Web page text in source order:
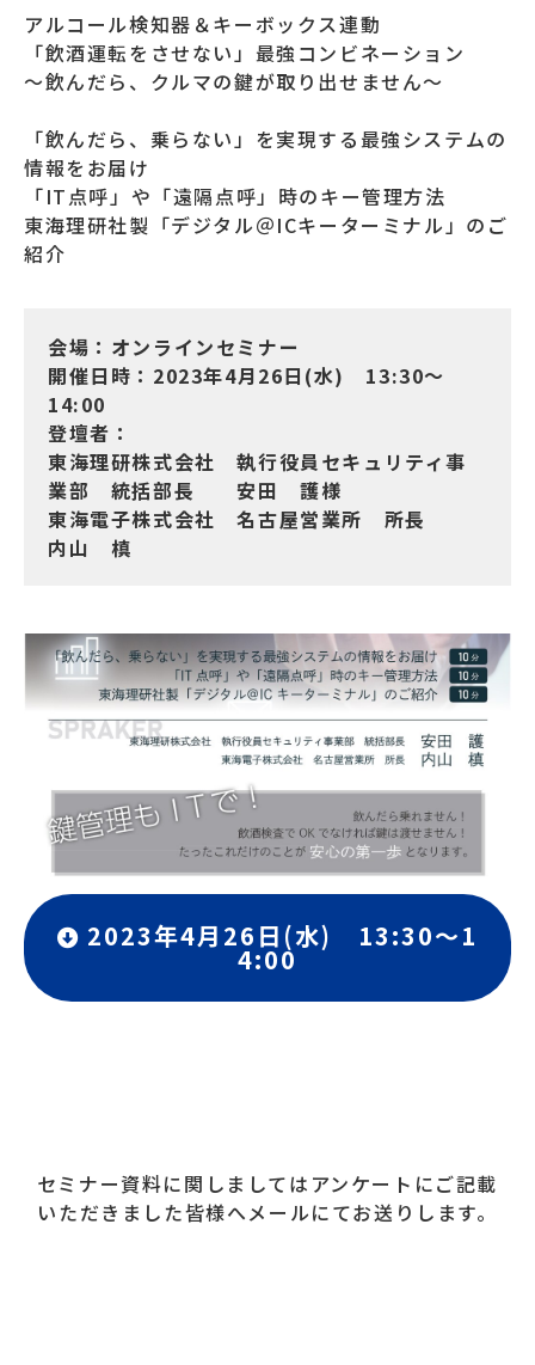
アルコール検知器＆キーボックス連動
「飲酒運転をさせない」最強コンビネーション
～飲んだら、クルマの鍵が取り出せません～
「飲んだら、乗らない」を実現する最強システムの
情報をお届け
「IT点呼」や「遠隔点呼」時のキー管理方法
東海理研社製「デジタル＠ICキーターミナル」のご
紹介
会場：オンラインセミナー
開催日時：2023年4月26日(水) 13:30～
14:00
登壇者：
東海理研株式会社 執行役員セキュリティ事
業部 統括部長 安田 護様
東海電子株式会社 名古屋営業所 所長
内山 槙
2023年4月26日(水) 13:30～1
4:00
セミナー資料に関しましてはアンケートにご記載
いただきました皆様へメールにてお送りします。